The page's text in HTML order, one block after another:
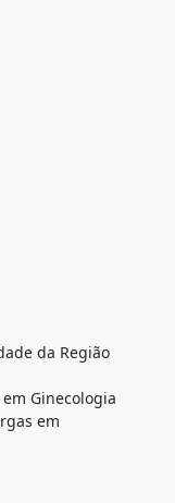
da Região
Ginecologia
em